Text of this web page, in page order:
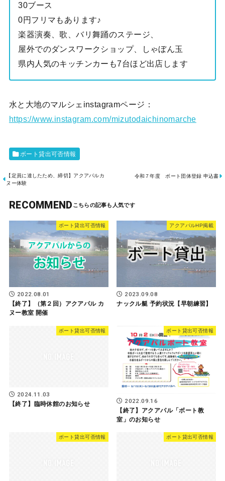
30ブース
0円フリマもあります♪
楽器演奏、歌、バリ舞踊のステージ、
屋外でのダンスワークショップ、しゃぼん玉
県内人気のキッチンカーも7台ほど出店します
水と大地のマルシェinstagramページ：
https://www.instagram.com/mizutodaichinomarche
ボート貸出可否情報
【定員に達したため、締切】アクアパルカ
ヌー体験
令和７年度 ボート団体登録 申込書
RECOMMEND
ボート貸出可否情報
2022.08.01
【終了】（第２回）アクアパル カ
ヌー教室 開催
アクアパルHP掲載
2023.09.08
ナックル艇 予約状況【早朝練習】
ボート貸出可否情報
2024.11.03
【終了】臨時休館のお知らせ
ボート貸出可否情報
2022.09.16
【終了】アクアパル「ボート教
室」のお知らせ
ボート貸出可否情報 ボート貸出可否情報